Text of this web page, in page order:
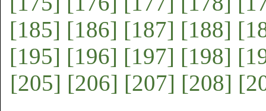
[185] [186] [187] [188]
[195] [196] [197] [198]
[205] [206] [207] [208]